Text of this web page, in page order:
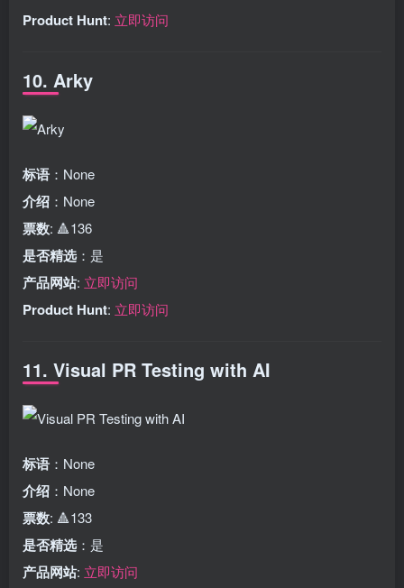
Product Hunt: 立即访问
10. Arky
标语 ：None
介绍 ：None
票数: 🔺136
是否精选 ：是
产品网站: 立即访问
Product Hunt: 立即访问
11. Visual PR Testing with AI
标语 ：None
介绍 ：None
票数: 🔺133
是否精选 ：是
产品网站: 立即访问